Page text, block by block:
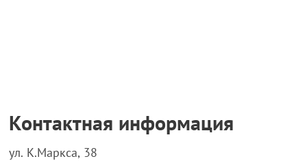
Контактная информация
ул. К.Маркса, 38